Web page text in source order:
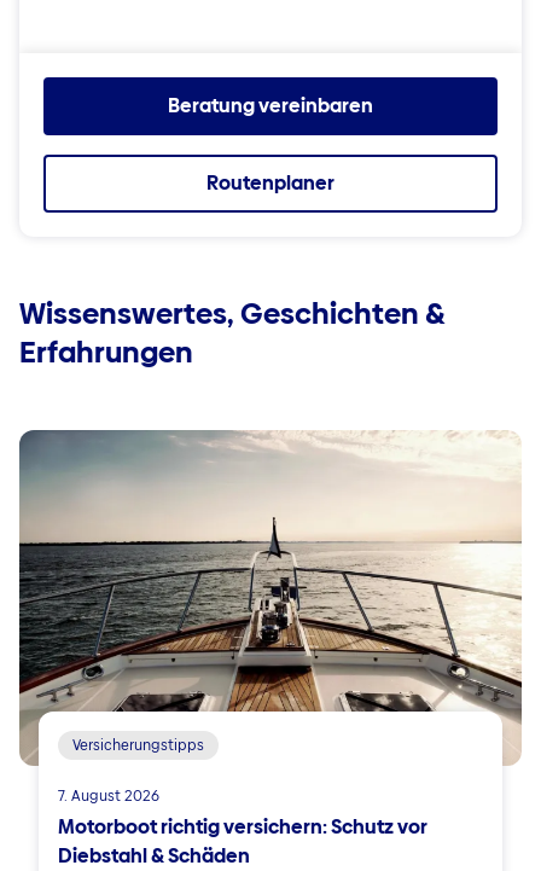
Beratung vereinbaren
Routenplaner
Wissenswertes, Geschichten &
Erfahrungen
Versicherungstipps
7. August 2026
Motorboot richtig versichern: Schutz vor
Diebstahl & Schäden